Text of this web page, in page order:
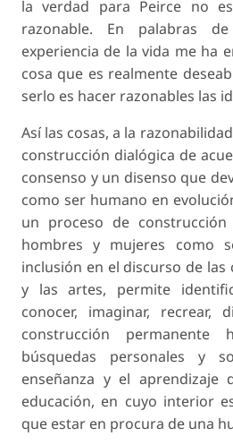
la verdad para Peirce no
razonable. En palabras
experiencia de la vida me ha
cosa que es realmente
serlo es hacer razonables las
Así las cosas, a la
construcción dialógica de
consenso y un disenso que
como ser humano en
un proceso de
hombres y mujeres como
inclusión en el discurso de las
y las artes, permite
conocer, imaginar, recrear,
construcción
búsquedas personales y
enseñanza y el aprendizaje
educación, en cuyo interior
que estar en procura de una